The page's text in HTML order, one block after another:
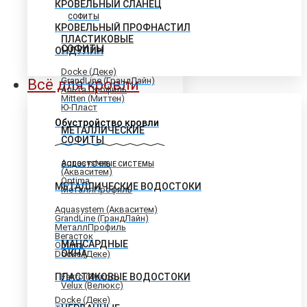
СОФИТЫ
ПЛАСТИКОВЫЕ
СОФИТЫ
Docke (Деке)
GrandLine (ГрандЛайн)
Альта Профиль
Mitten (Миттен)
Ю-Пласт
МЕТАЛЛИЧЕСКИЕ
СОФИТЫ
Aquasystem
(Акваситем)
Optima
МеталлПрофиль
МАНСАРДНЫЕ
ОКНА
Fakro (Факро)
Velux (Велюкс)
КРОВЕЛЬНЫЙ СЛАНЕЦ
КРОВЕЛЬНЫЙ ПРОФНАСТИЛ
ОНДУЛИН
Всё для кровли
Обустройство кровли
ВОДОСТОЧНЫЕ СИСТЕМЫ
МЕТАЛЛИЧЕСКИЕ ВОДОСТОКИ
Aquasystem (Акваситем)
GrandLine (ГрандЛайн)
МеталлПрофиль
Вегасток
Optima
Docke (Деке)
ПЛАСТИКОВЫЕ ВОДОСТОКИ
Docke (Деке)